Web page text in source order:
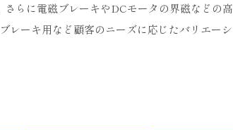
らに電磁ブレーキやDCモータの界磁などの
レーキ用など顧客のニーズに応じたバリエー